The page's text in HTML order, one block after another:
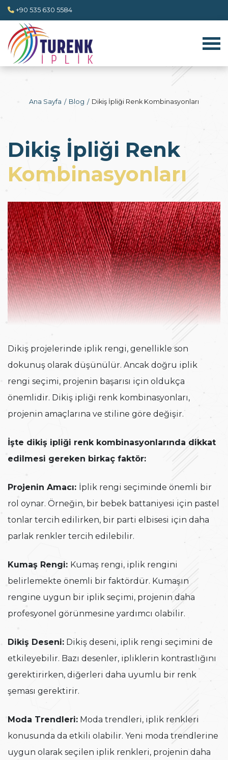
+90 535 630 5584
Ana Sayfa Blog Dikiş İpliği Renk Kombinasyonları
Dikiş İpliği Renk
Kombinasyonları
Dikiş projelerinde iplik rengi, genellikle son
dokunuş olarak düşünülür. Ancak doğru iplik
rengi seçimi, projenin başarısı için oldukça
önemlidir. Dikiş ipliği renk kombinasyonları,
projenin amaçlarına ve stiline göre değişir.
İşte dikiş ipliği renk kombinasyonlarında dikkat
edilmesi gereken birkaç faktör:
Projenin Amacı: İplik rengi seçiminde önemli bir
rol oynar. Örneğin, bir bebek battaniyesi için pastel
tonlar tercih edilirken, bir parti elbisesi için daha
parlak renkler tercih edilebilir.
Kumaş Rengi: Kumaş rengi, iplik rengini
belirlemekte önemli bir faktördür. Kumaşın
rengine uygun bir iplik seçimi, projenin daha
profesyonel görünmesine yardımcı olabilir.
Dikiş Deseni: Dikiş deseni, iplik rengi seçimini de
etkileyebilir. Bazı desenler, ipliklerin kontrastlığını
gerektirirken, diğerleri daha uyumlu bir renk
şeması gerektirir.
Moda Trendleri: Moda trendleri, iplik renkleri
konusunda da etkili olabilir. Yeni moda trendlerine
uygun olarak seçilen iplik renkleri, projenin daha